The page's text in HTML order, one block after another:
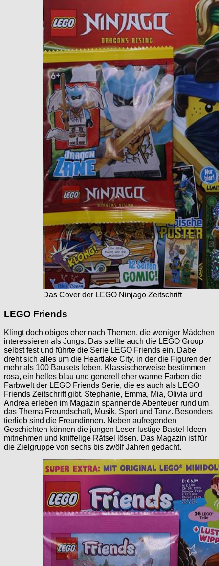
Das Cover der LEGO Ninjago Zeitschrift
LEGO Friends
Klingt doch obiges eher nach Themen, die weniger Mädchen
interessieren als Jungs. Das stellte auch die LEGO Group
selbst fest und führte die Serie LEGO Friends ein. Dabei
dreht sich alles um die Heartlake City, in der die Figuren der
mehr als 100 Bausets leben. Klassischerweise bestimmen
rosa, ein helles blau und generell eher warme Farben die
Farbwelt der LEGO Friends Serie, die es auch als LEGO
Friends Zeitschrift gibt. Stephanie, Emma, Mia, Olivia und
Andrea erleben im Magazin spannende Abenteuer rund um
das Thema Freundschaft, Musik, Sport und Tanz. Besonders
tierlieb sind die Freundinnen. Neben aufregenden
Geschichten können die jungen Leser lustige Bastel-Ideen
mitnehmen und kniffelige Rätsel lösen. Das Magazin ist für
die Zielgruppe von sechs bis zwölf Jahren gedacht.